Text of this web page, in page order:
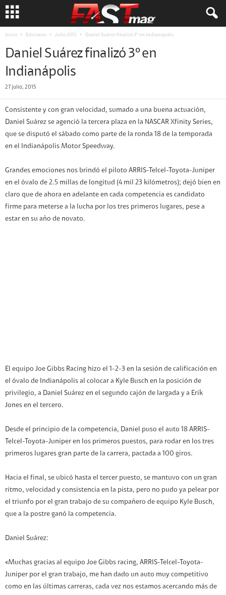
Inicio Ediciones Julio 2015 Daniel Suárez finalizó 3º en Indianápolis
Daniel Suárez finalizó 3º en
Indianápolis
27 julio, 2015
Consistente y con gran velocidad, sumado a una buena actuación,
Daniel Suárez se agenció la tercera plaza en la NASCAR Xfinity Series,
que se disputó el sábado como parte de la ronda 18 de la temporada
en el Indianápolis Motor Speedway.
Grandes emociones nos brindó el piloto ARRIS-Telcel-Toyota-Juniper
en el óvalo de 2.5 millas de longitud (4 mil 23 kilómetros); dejó bien en
claro que de ahora en adelante en cada competencia es candidato
firme para meterse a la lucha por los tres primeros lugares, pese a
estar en su año de novato.
El equipo Joe Gibbs Racing hizo el 1-2-3 en la sesión de calificación en
el óvalo de Indianápolis al colocar a Kyle Busch en la posición de
privilegio, a Daniel Suárez en el segundo cajón de largada y a Erik
Jones en el tercero.
Desde el principio de la competencia, Daniel puso el auto 18 ARRIS-
Telcel-Toyota-Juniper en los primeros puestos, para rodar en los tres
primeros lugares gran parte de la carrera, pactada a 100 giros.
Hacia el final, se ubicó hasta el tercer puesto, se mantuvo con un gran
ritmo, velocidad y consistencia en la pista, pero no pudo ya pelear por
el triunfo por el gran trabajo de su compañero de equipo Kyle Busch,
que a la postre ganó la competencia.
Daniel Suárez:
«Muchas gracias al equipo Joe Gibbs racing, ARRIS-Telcel-Toyota-
Juniper por el gran trabajo, me han dado un auto muy competitivo
como en las últimas carreras, cada vez nos estamos acercando más de